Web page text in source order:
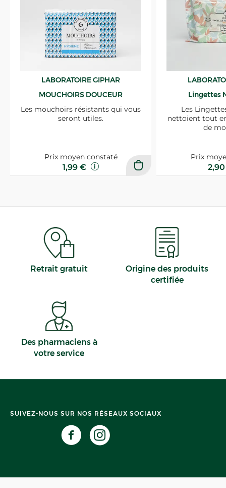
LABORATOIRE GIPHAR
MOUCHOIRS DOUCEUR
Les mouchoirs résistants qui vous
seront utiles.
Prix moyen constaté
1,99 €
Lingettes
Les
nettoient tout
de
Prix
Retrait gratuit
Origine des produits
certifiée
Des pharmaciens à
votre service
SUIVEZ-NOUS SUR NOS RÉSEAUX SOCIAUX